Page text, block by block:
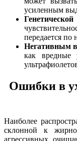
усиленным
передается по
Негативным
как вредные
Ошибки в
Наиболее
склонной к
агрессивных